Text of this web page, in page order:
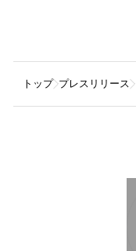
トップ プレスリリース